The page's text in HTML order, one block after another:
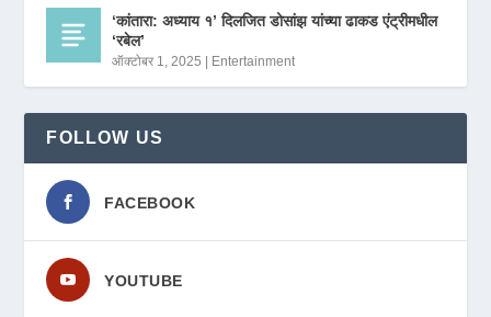
‘कांतारा: अध्याय १’ दिलजित डोसांझ यांच्या ढाकड एंट्रीमधील
‘रबेल’
ऑक्टोबर 1, 2025 | Entertainment
FOLLOW US
FACEBOOK
YOUTUBE